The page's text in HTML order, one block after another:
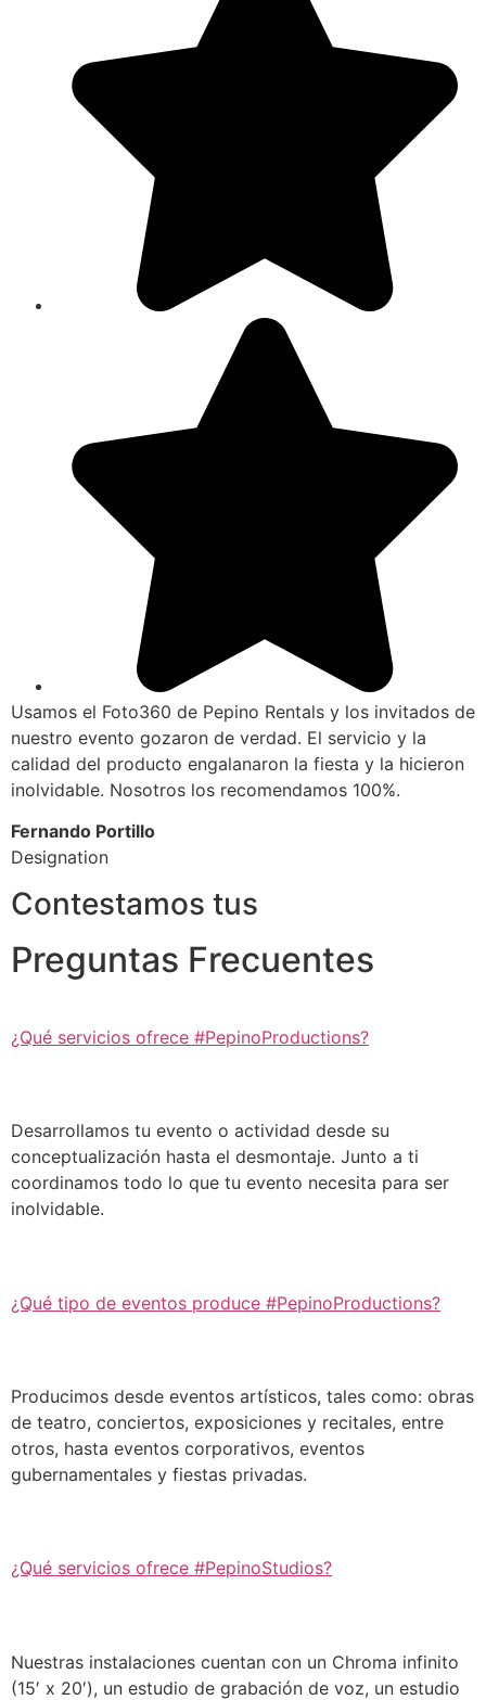
Usamos el Foto360 de Pepino Rentals y los invitados de
nuestro evento gozaron de verdad. El servicio y la
calidad del producto engalanaron la fiesta y la hicieron
inolvidable. Nosotros los recomendamos 100%.
Fernando Portillo
Designation
Contestamos tus
Preguntas Frecuentes
¿Qué servicios ofrece #PepinoProductions?
Desarrollamos tu evento o actividad desde su
conceptualización hasta el desmontaje. Junto a ti
coordinamos todo lo que tu evento necesita para ser
inolvidable.
¿Qué tipo de eventos produce #PepinoProductions?
Producimos desde eventos artísticos, tales como: obras
de teatro, conciertos, exposiciones y recitales, entre
otros, hasta eventos corporativos, eventos
gubernamentales y fiestas privadas.
¿Qué servicios ofrece #PepinoStudios?
Nuestras instalaciones cuentan con un Chroma infinito
(15′ x 20′), un estudio de grabación de voz, un estudio